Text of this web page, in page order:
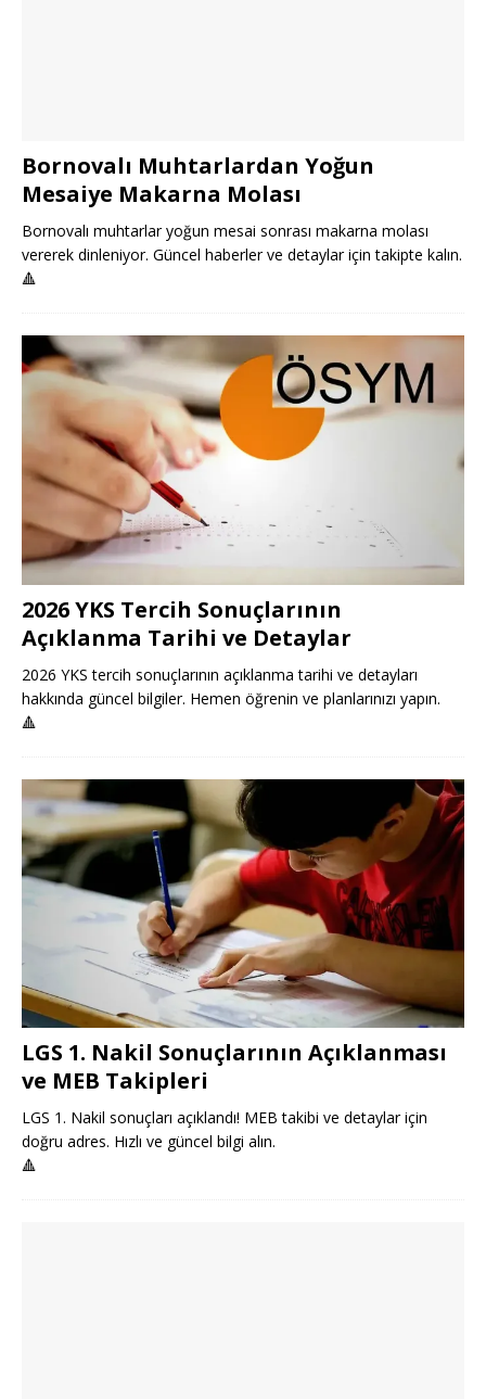
Bornovalı Muhtarlardan Yoğun
Mesaiye Makarna Molası
Bornovalı muhtarlar yoğun mesai sonrası makarna molası
vererek dinleniyor. Güncel haberler ve detaylar için takipte kalın.
🔺
2026 YKS Tercih Sonuçlarının
Açıklanma Tarihi ve Detaylar
2026 YKS tercih sonuçlarının açıklanma tarihi ve detayları
hakkında güncel bilgiler. Hemen öğrenin ve planlarınızı yapın.
🔺
LGS 1. Nakil Sonuçlarının Açıklanması
ve MEB Takipleri
LGS 1. Nakil sonuçları açıklandı! MEB takibi ve detaylar için
doğru adres. Hızlı ve güncel bilgi alın.
🔺